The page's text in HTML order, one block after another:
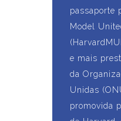
passaporte
Model
e mais
da
Unidas
promovida